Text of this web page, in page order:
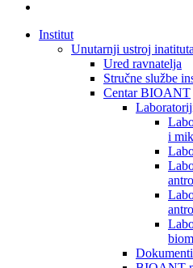
Institut
Unutarnji ustroj inatituta
Ured ravnatelja
Stručne službe
Centar BIOANT
i
Dokumenti